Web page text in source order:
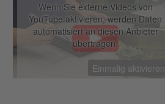
Wenn Sie externe Videos von
YouTube aktivieren, werden Daten
automatisiert an diesen Anbieter
übertragen.
Einmalig aktivieren